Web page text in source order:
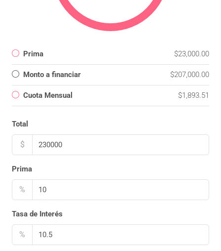
Prima $23,000.00
Monto a financiar $207,000.00
Cuota Mensual $1,893.51
Total
$
Prima
%
Tasa de Interés
%